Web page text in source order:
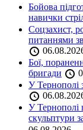
Бойова
навички
Соцзахист,
питаннями
Бої,
бригади
У Тернополі
У Тернополі
скульптури